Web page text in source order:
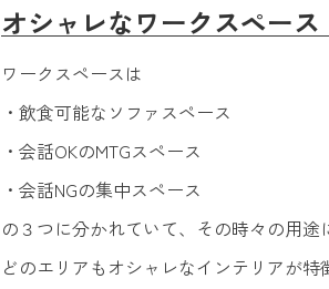
オシャレなワークスペース
ワークスペースは
・飲食可能なソファスペース
・会話OKのMTGスペース
・会話NGの集中スペース
の３つに分かれていて、その時々の用途
どのエリアもオシャレなインテリアが